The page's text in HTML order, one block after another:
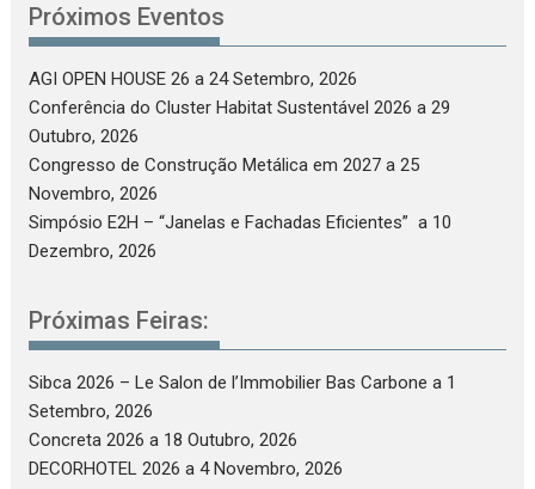
Próximos Eventos
AGI OPEN HOUSE 26 a 24 Setembro, 2026
Conferência do Cluster Habitat Sustentável 2026 a 29
Outubro, 2026
Congresso de Construção Metálica em 2027 a 25
Novembro, 2026
Simpósio E2H – “Janelas e Fachadas Eficientes” a 10
Dezembro, 2026
Próximas Feiras:
Sibca 2026 – Le Salon de l’Immobilier Bas Carbone a 1
Setembro, 2026
Concreta 2026 a 18 Outubro, 2026
DECORHOTEL 2026 a 4 Novembro, 2026